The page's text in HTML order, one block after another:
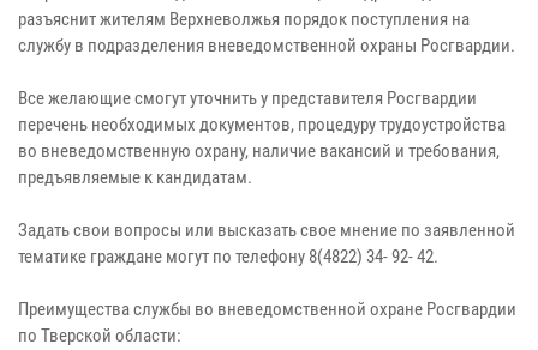
разъяснит жителям Верхневолжья порядок поступления на
службу в подразделения вневедомственной охраны Росгвардии.
Все желающие смогут уточнить у представителя Росгвардии
перечень необходимых документов, процедуру трудоустройства
во вневедомственную охрану, наличие вакансий и требования,
предъявляемые к кандидатам.
Задать свои вопросы или высказать свое мнение по заявленной
тематике граждане могут по телефону 8(4822) 34- 92- 42.
Преимущества службы во вневедомственной охране Росгвардии
по Тверской области: